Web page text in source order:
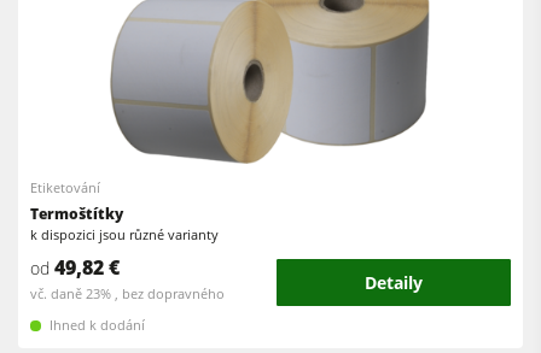
Kolíkovačky a dlabačky
Velkoplošné pily
Briketovací lisy
Dýhovací lisy & Vakuové lisy
Odsavače
Filtrační a odprašovací jednotky
Podavače
Dílenské vybavení
Odsavače
Podavače
Etiketování
Termoštítky
k dispozici jsou různé varianty
od 49,82 €
vč. daně 23% , bez dopravného Detaily
Ihned k dodání